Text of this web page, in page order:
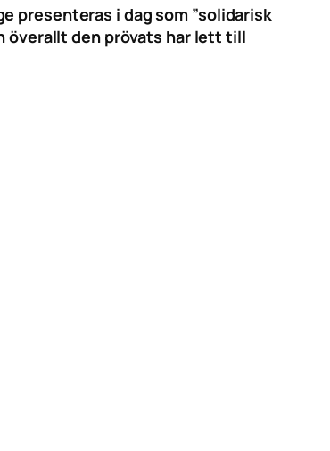
presenteras i dag som ”solidarisk
överallt den prövats har lett till